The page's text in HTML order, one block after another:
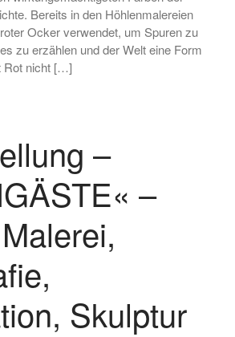
Kirche« Malerei, Fotografie,
Installation, Objekt
• Ausstellung – »ZAUNGÄSTE«
– Grafik, Malerei, Fotografie,
Installation, Skulptur
Fotografie, Installation, Objekt
• Ausstellung –
»OHDUFRÖHLICHE« –
Malerei, Grafik, Objekt,
Fotografie, Performance
Bereits in den Höhlenmalereien
Ocker verwendet, um Spuren zu
zu erzählen und der Welt eine Form
Rot nicht […]
–
–
Skulptur